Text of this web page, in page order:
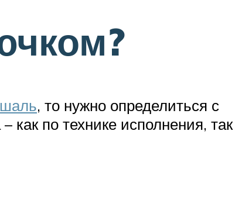
, то нужно определиться с
как по технике исполнения, так